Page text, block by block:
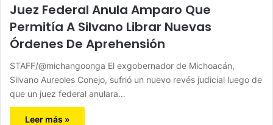
Juez Federal Anula Amparo Que
Permitía A Silvano Librar Nuevas
Órdenes De Aprehensión
STAFF/@michangoonga El exgobernador de Michoacán,
Silvano Aureoles Conejo, sufrió un nuevo revés judicial luego de
que un juez federal anulara…
Leer más »